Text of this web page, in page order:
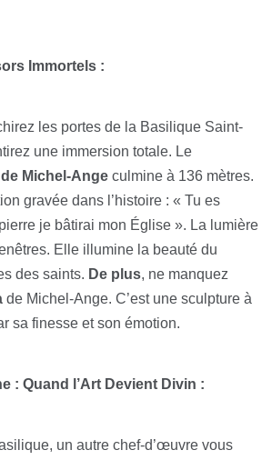
Immortels :
les portes de la Basilique Saint-
une immersion totale. Le
de Michel-Ange culmine à 136 mètres.
gravée dans l’histoire : « Tu es
je bâtirai mon Église ». La lumière
Elle illumine la beauté du
des saints. De plus, ne manquez
de Michel-Ange. C’est une sculpture à
sa finesse et son émotion.
: Quand l’Art Devient Divin :
un autre chef-d’œuvre vous